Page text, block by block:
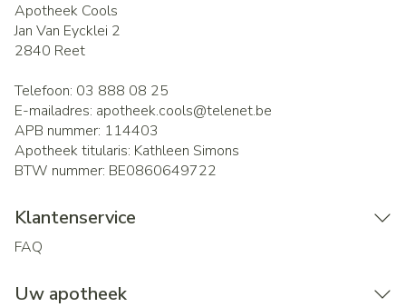
Apotheek Cools
Jan Van Eycklei 2
2840 Reet
Telefoon: 03 888 08 25
E-mailadres: apotheek.cools@telenet.be
APB nummer: 114403
Apotheek titularis: Kathleen Simons
BTW nummer: BE0860649722
Klantenservice
FAQ
Uw apotheek